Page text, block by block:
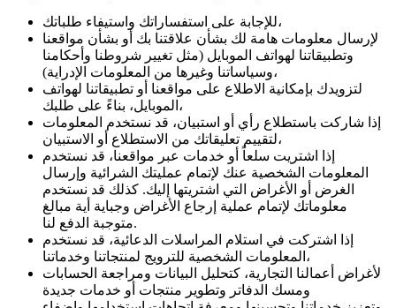
للإجابة على استفساراتك واستيفاء طلباتك،
لإرسال معلومات هامة لك بشأن علاقتنا بك أو بشأن مواقعنا
وتطبيقاتنا لهواتف الموبايل (مثل تغيير شروطنا وأحكامنا
وسياساتنا وغيرها من المعلومات الإدراية)،
لتزويدك بإمكانية الاطلاع على مواقعنا أو تطبيقاتنا لهواتف
الموبايل، بناءً على طلبك،
إذا شاركت باستطلاع رأي أو استبيان، قد نستخدم المعلومات
لتقييم تعليقاتك من الاستطلاع أو الاستبيان،
إذا اشتريت سلعاً أو خدمات عبر مواقعنا، قد نستخدم
المعلومات الشخصية عنك لإتمام عمليتك الشرائية وإرسال
الغرض أو الأغراض التي اشتريتها إليك. كذلك قد نستخدم
معلوماتك لإتمام عملية إرجاع الأغراض وجباية أية مبالغ
متوجبة الدفع لنا.
إذا اشتركت في استلام المراسلات الدعائية، قد نستخدم
المعلومات الشخصية للترويج لمنتجاتنا وخدماتنا،
لأغراض أعمالنا التجارية، كتحليل البيانات ومراجعة الحسابات
ومسك الدفاتر وتطوير منتجات أو خدمات جديدة